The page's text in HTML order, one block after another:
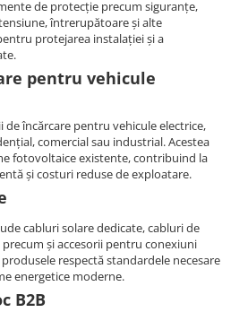
de protecție precum siguranțe,
întrerupătoare și alte
protejarea instalației și a
pentru vehicule
de încărcare pentru vehicule electrice,
comercial sau industrial. Acestea
fotovoltaice existente, contribuind la
și costuri reduse de exploatare.
cabluri solare dedicate, cabluri de
și accesorii pentru conexiuni
respectă standardele necesare
energetice moderne.
B2B